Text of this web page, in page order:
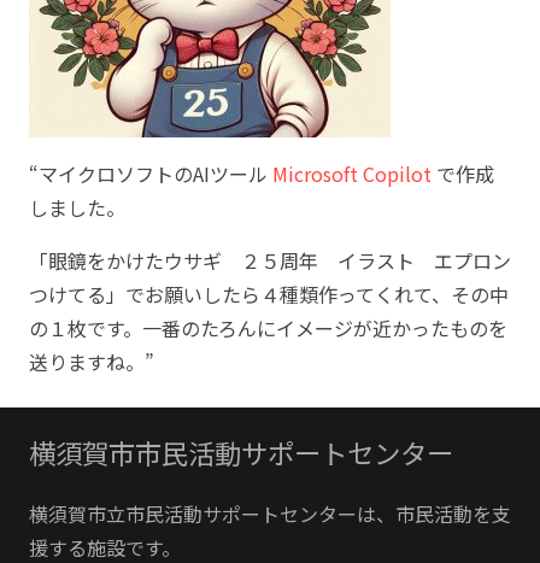
“マイクロソフトのAIツール Microsoft Copilot で作成
しました。
「眼鏡をかけたウサギ ２５周年 イラスト エプロン
つけてる」でお願いしたら４種類作ってくれて、その中
の１枚です。一番のたろんにイメージが近かったものを
送りますね。”
横須賀市市民活動サポートセンター
横須賀市立市民活動サポートセンターは、市民活動を支
援する施設です。